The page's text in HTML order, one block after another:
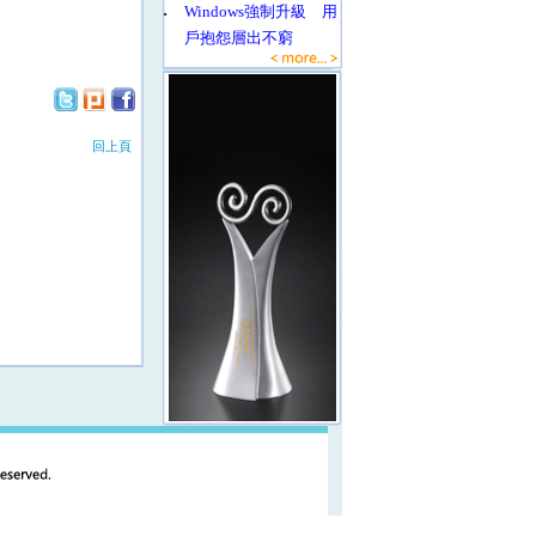
回上頁
‧
Windows強制升級 用
戶抱怨層出不窮